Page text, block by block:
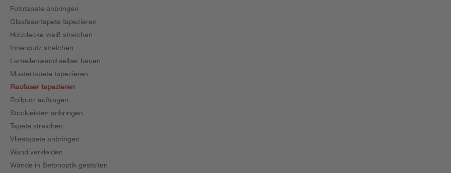
Fototapete anbringen
Glasfasertapete tapezieren
Holzdecke weiß streichen
Innenputz streichen
Lamellenwand selber bauen
Mustertapete tapezieren
Raufaser tapezieren
Rollputz auftragen
Stuckleisten anbringen
Tapete streichen
Vliestapete anbringen
Wand verkleiden
Wände in Betonoptik gestalten